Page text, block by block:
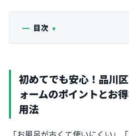
目次
初めてでも安心！品川
ォームのポイントとお
用法